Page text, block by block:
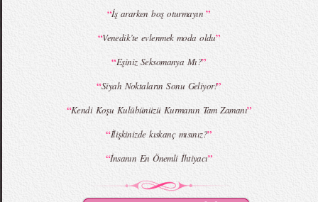
“İş ararken boş oturmayın”
“Venedik’te evlenmek moda oldu”
“Eşiniz Seksomanya Mı?”
“Siyah Noktaların Sonu Geliyor!”
“Kendi Koşu Kulübünüzü Kurmanın Tam Zamanı”
“İlişkinizde kıskanç mısınız?”
“İnsanın En Önemli İhtiyacı”